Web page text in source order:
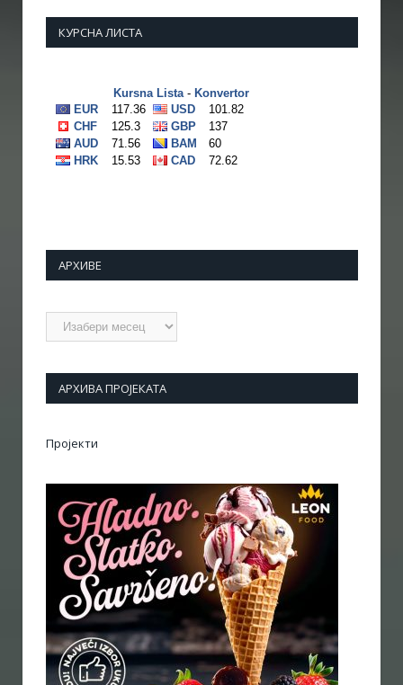
КУРСНА ЛИСТА
АРХИВЕ
Архиве
АРХИВА ПРОЈЕКАТА
Пројекти